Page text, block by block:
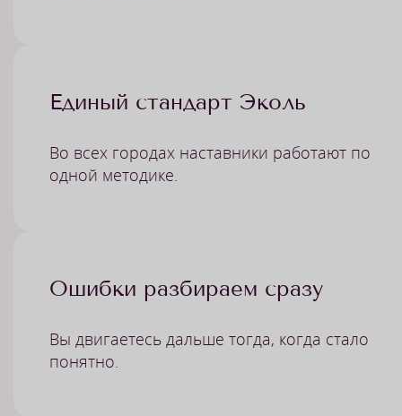
Единый стандарт Эколь
Во всех городах наставники работают по
одной методике.
Ошибки разбираем сразу
Вы двигаетесь дальше тогда, когда стало
понятно.